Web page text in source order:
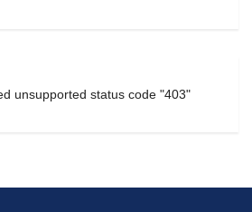
unsupported status code "403"